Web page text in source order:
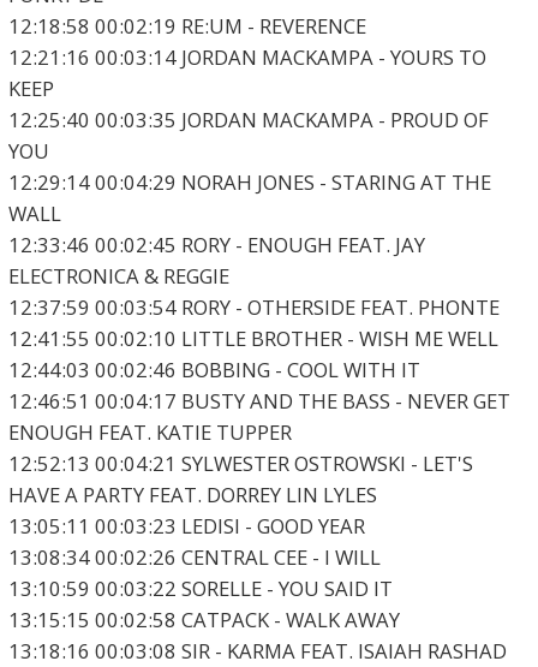
12:18:58 00:02:19 RE:UM - REVERENCE
12:21:16 00:03:14 JORDAN MACKAMPA - YOURS TO
KEEP
12:25:40 00:03:35 JORDAN MACKAMPA - PROUD OF
YOU
12:29:14 00:04:29 NORAH JONES - STARING AT THE
WALL
12:33:46 00:02:45 RORY - ENOUGH FEAT. JAY
ELECTRONICA & REGGIE
12:37:59 00:03:54 RORY - OTHERSIDE FEAT. PHONTE
12:41:55 00:02:10 LITTLE BROTHER - WISH ME WELL
12:44:03 00:02:46 BOBBING - COOL WITH IT
12:46:51 00:04:17 BUSTY AND THE BASS - NEVER GET
ENOUGH FEAT. KATIE TUPPER
12:52:13 00:04:21 SYLWESTER OSTROWSKI - LET'S
HAVE A PARTY FEAT. DORREY LIN LYLES
13:05:11 00:03:23 LEDISI - GOOD YEAR
13:08:34 00:02:26 CENTRAL CEE - I WILL
13:10:59 00:03:22 SORELLE - YOU SAID IT
13:15:15 00:02:58 CATPACK - WALK AWAY
13:18:16 00:03:08 SIR - KARMA FEAT. ISAIAH RASHAD